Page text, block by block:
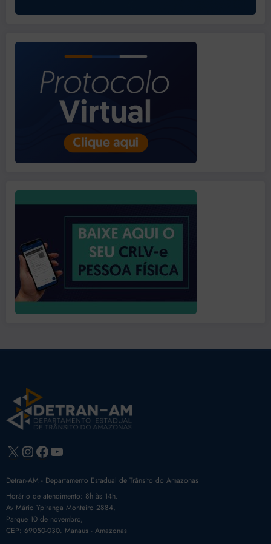
X Instagram
Facebook
Youtube
Detran-AM - Departamento Estadual de Trânsito do Amazonas
Horário de atendimento: 8h às 14h.
Av Mário Ypiranga Monteiro 2884,
Parque 10 de novembro,
CEP: 69050-030. Manaus - Amazonas